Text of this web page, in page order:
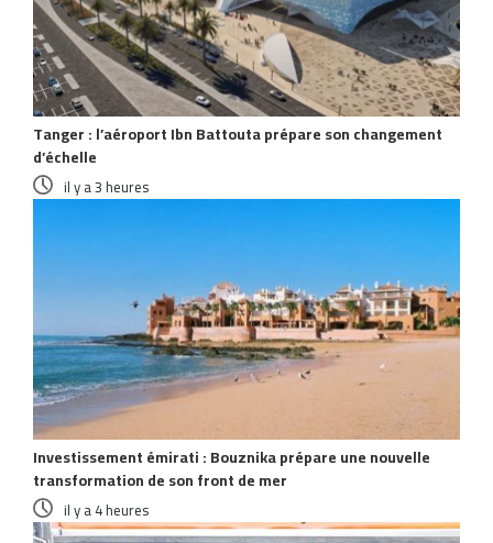
Tanger : l’aéroport Ibn Battouta prépare son changement
d’échelle
il y a 3 heures
Investissement émirati : Bouznika prépare une nouvelle
transformation de son front de mer
il y a 4 heures